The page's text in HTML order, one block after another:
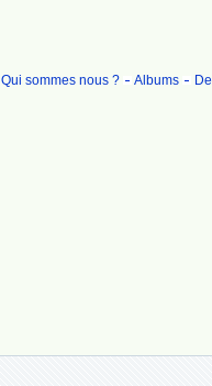
Qui sommes nous ?
Albums